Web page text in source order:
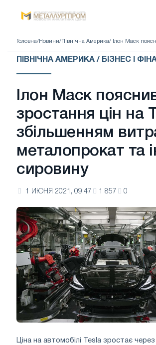
Головна/ Новини/ Північна Америка/ Ілон Маск
ПІВНІЧНА АМЕРИКА / БІЗНЕС І
Ілон Маск
зростання цін на
збільшенням
металопрокат та
сировину
1 ИЮНЯ 2021, 09:47 1 857 0
Ціна на автомобілі Tesla зростає